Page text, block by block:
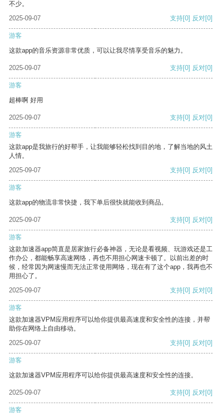
不少。
2025-09-07
支持[0] 反对[0]
游客
这款app的音乐资源非常优质，可以让我尽情享受音乐的魅力。
2025-09-07 支持[0] 反对[0]
游客
超棒啊 好用
2025-09-07 支持[0] 反对[0]
游客
这款app是我旅行的好帮手，让我能够轻松找到目的地，了解当地的风土
人情。
2025-09-07
支持[0] 反对[0]
游客
这款app的物流非常快捷，我下单后很快就能收到商品。
2025-09-07 支持[0] 反对[0]
游客
这款加速器app简直是居家旅行必备神器，无论是看视频、玩游戏还是工
作办公，都能畅享高速网络，再也不用担心网速卡顿了。以前出差的时
候，经常因为网速慢而无法正常使用网络，现在有了这个app，我再也不
用担心了。
2025-09-07
支持[0] 反对[0]
游客
这款加速器VPM应用程序可以给你提供最高速度和安全性的连接，并帮
助你在网络上自由移动。
2025-09-07
支持[0] 反对[0]
游客
这款加速器VPM应用程序可以给你提供最高速度和安全性的连接。
2025-09-07 支持[0] 反对[0]
游客